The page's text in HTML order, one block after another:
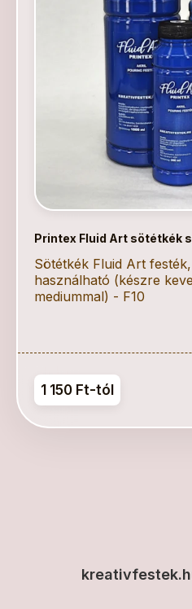
Printex Fluid Art sötétkék
Sötétkék Fluid Art
használható (készre
mediummal) - F10
1 150 Ft-tól